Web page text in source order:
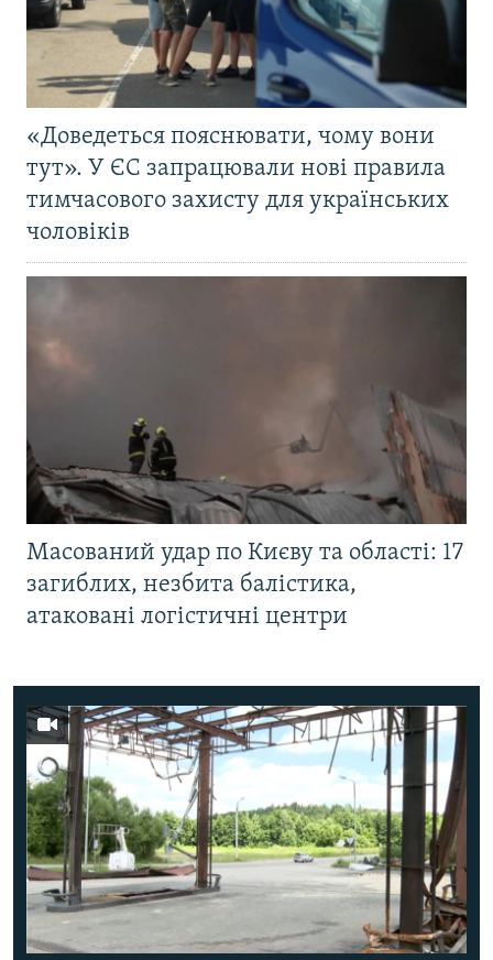
«Доведеться пояснювати, чому вони
тут». У ЄС запрацювали нові правила
тимчасового захисту для українських
чоловіків
Масований удар по Києву та області: 17
загиблих, незбита балістика,
атаковані логістичні центри